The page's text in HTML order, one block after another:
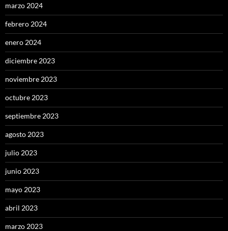
marzo 2024
febrero 2024
enero 2024
diciembre 2023
noviembre 2023
octubre 2023
septiembre 2023
agosto 2023
julio 2023
junio 2023
mayo 2023
abril 2023
marzo 2023